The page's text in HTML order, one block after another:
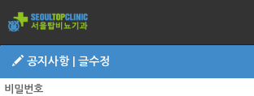
공지사항 | 글수정
비밀번호